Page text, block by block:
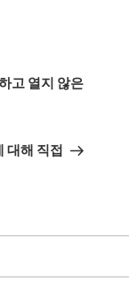
고 열지 않은
대해 직접